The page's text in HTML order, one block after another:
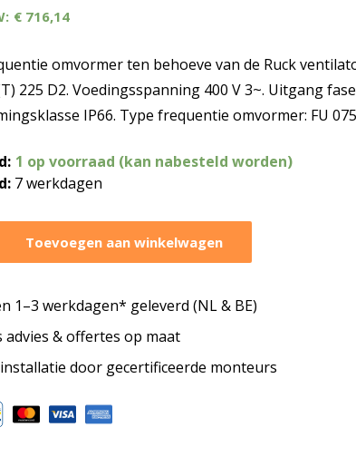
€ 716,14
omvormer ten behoeve van de Ruck
225 D2. Voedingsspanning 400 V 3~. Uitgang
IP66. Type frequentie omvormer: FU
1 op voorraad (kan nabesteld worden)
7 werkdagen
Toevoegen aan winkelwagen
1–3 werkdagen* geleverd (NL & BE)
advies & offertes op maat
door gecertificeerde monteurs